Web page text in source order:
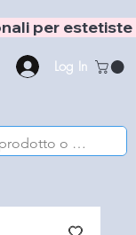
per
Log In